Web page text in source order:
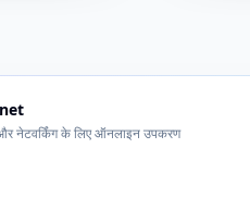
नेटवर्किंग के लिए ऑनलाइन उपकरण